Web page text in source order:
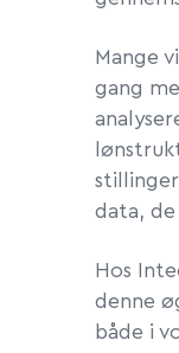
Mange
gang
data,
Hos
denne
både i